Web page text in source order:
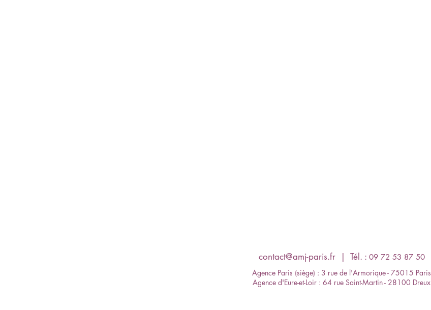
contact@amj-paris.fr​ | Tél. : 09 72 53 87 50
Agence Paris (siège) : 3 rue de l'Armorique - 75015 Paris
Agence d'Eure-et-Loir : 64 rue Saint-Martin - 28100 Dreux